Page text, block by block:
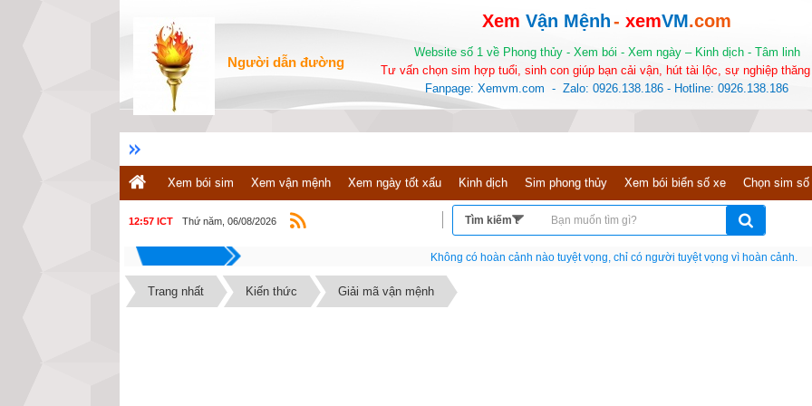
Người dẫn đường
Xem Vận Mệnh- xemVM.com
Website số 1 về Phong thủy - Xem bói - Xem ngày – Kinh dịch - Tâm linh
Tư vấn chọn sim hợp tuổi, sinh con giúp bạn cải vận, hút tài lộc, sự nghiệp
Fanpage: Xemvm.com - Zalo: 0926.138.186 - Hotline: 0926.138.186
Xem bói sim Xem vận mệnh Xem ngày tốt xấu Kinh dịch Sim phong thủy Xem bói biển số xe Chọn sim số
12:57 ICT Thứ năm, 06/08/2026
Nếu như không chịu học tập thì cho dù đi vạn dặm đường cũng chỉ là anh đưa thư.
Trang nhất Kiến thức Giải mã vận mệnh